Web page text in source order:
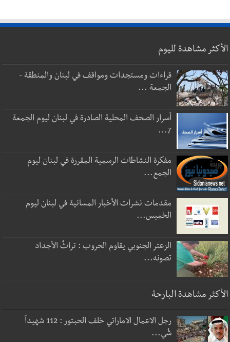
الأكثر مشاهدة لليوم
قراءات ومستجدات ومواقف في لبنان والمنطقة -
الجمعة ...
أسرار الصحف المحلية الصادرة في لبنان ليوم الجمعة
7...
مفكرة النشاطات الرسمية المقررة في لبنان ليوم
الجمع...
مقدمات نشرات الأخبار المسائية في لبنان ليوم
الخميس...
الزعتر الجنوبي يقاوم الحروب : تراثٌ الأجداد
تصونه...
الأكثر مشاهدة البارحة
رجل الاعمال الاماراتي خلف الحبتور : 112 شهيداً
شُي...